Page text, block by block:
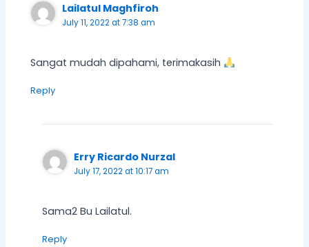
Lailatul Maghfiroh
July 11, 2022 at 7:38 am
Sangat mudah dipahami, terimakasih
Reply
Erry Ricardo Nurzal
July 17, 2022 at 10:17 am
Sama2 Bu Lailatul.
Reply